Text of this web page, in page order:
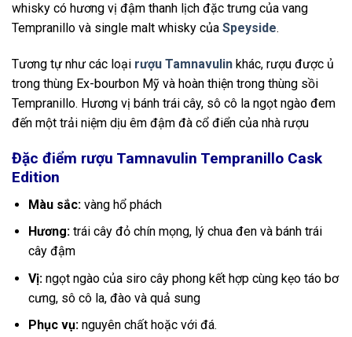
whisky có hương vị đậm thanh lịch đặc trưng của vang
Tempranillo và single malt whisky của Speyside.
Tương tự như các loại rượu Tamnavulin khác, rượu được ủ
trong thùng Ex-bourbon Mỹ và hoàn thiện trong thùng sồi
Tempranillo. Hương vị bánh trái cây, sô cô la ngọt ngào đem
đến một trải niệm dịu êm đậm đà cổ điển của nhà rượu
Đặc điểm rượu Tamnavulin Tempranillo Cask
Edition
Màu sắc:vàng hổ phách
Hương:trái cây đỏ chín mọng, lý chua đen và bánh trái
cây đậm
Vị:ngọt ngào của siro cây phong kết hợp cùng kẹo táo bơ
cưng, sô cô la, đào và quả sung
Phục vụ:nguyên chất hoặc với đá.